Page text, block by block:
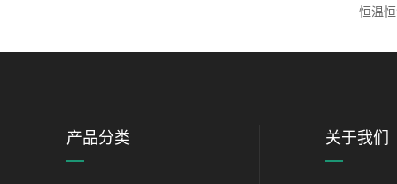
恒温
产品分类 关于我们